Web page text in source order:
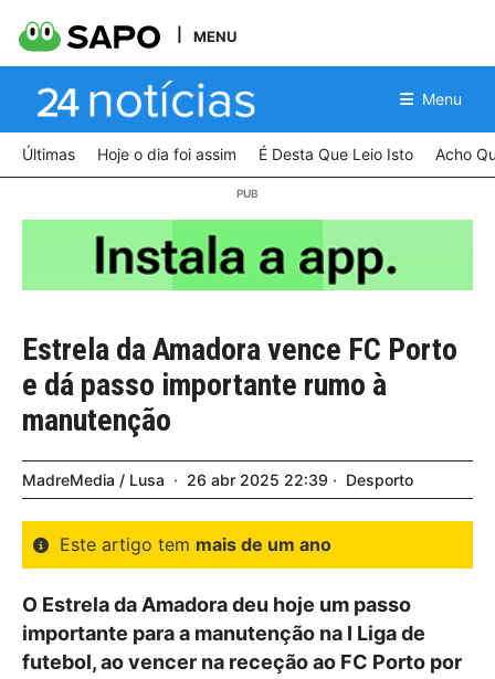
MENU
Menu
Últimas Hoje o dia foi assim É Desta Que Leio Isto Acho
Estrela da Amadora vence FC Porto
e dá passo importante rumo à
manutenção
MadreMedia / Lusa 26 abr 2025 22:39 Desporto
Este artigo tem mais de um ano
O Estrela da Amadora deu hoje um passo
importante para a manutenção na I Liga de
futebol, ao vencer na receção ao FC Porto por